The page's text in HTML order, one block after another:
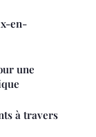
en-
une
à travers